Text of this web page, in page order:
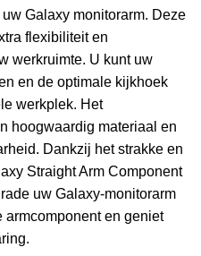
Galaxy monitorarm. Deze
flexibiliteit en
werkruimte. U kunt uw
en de optimale kijkhoek
werkplek. Het
hoogwaardig materiaal en
Dankzij het strakke en
Straight Arm Component
uw Galaxy-monitorarm
armcomponent en geniet